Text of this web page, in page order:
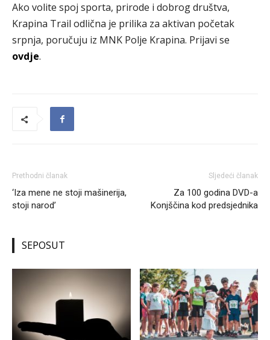
Ako volite spoj sporta, prirode i dobrog društva,
Krapina Trail odlična je prilika za aktivan početak
srpnja, poručuju iz MNK Polje Krapina. Prijavi se
ovdje.
Prethodni članak
‘Iza mene ne stoji mašinerija,
stoji narod’
Sljedeći članak
Za 100 godina DVD-a
Konjščina kod predsjednika
SEPOSUT